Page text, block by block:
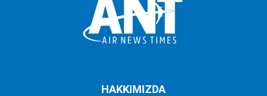
HAKKIMIZDA